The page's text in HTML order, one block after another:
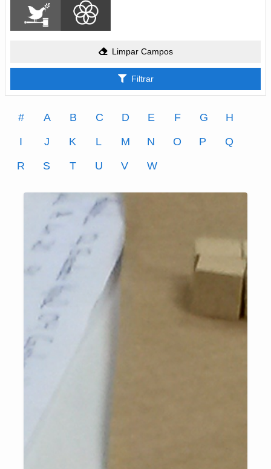
Limpar Campos
Filtrar
# A B C D E F G
H
I
J K L M N O P
Q
R
S T U V W